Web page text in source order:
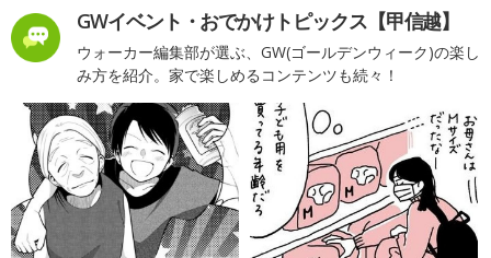
GWイベント・おでかけトピックス【甲信越】
ウォーカー編集部が選ぶ、GW(ゴールデンウィーク)の楽し
み方を紹介。家で楽しめるコンテンツも続々！